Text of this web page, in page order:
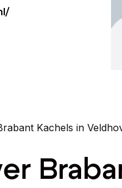
Kachels in